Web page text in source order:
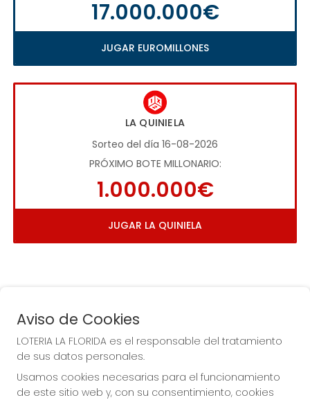
17.000.000€
JUGAR EUROMILLONES
LA QUINIELA
Sorteo del día 16-08-2026
PRÓXIMO BOTE MILLONARIO:
1.000.000€
JUGAR LA QUINIELA
COMPRA EN LOTERIA LA
FLORIDA
Aviso de Cookies
LOTERIA LA FLORIDA es el responsable del tratamiento
de sus datos personales.
Usamos cookies necesarias para el funcionamiento
de este sitio web y, con su consentimiento, cookies